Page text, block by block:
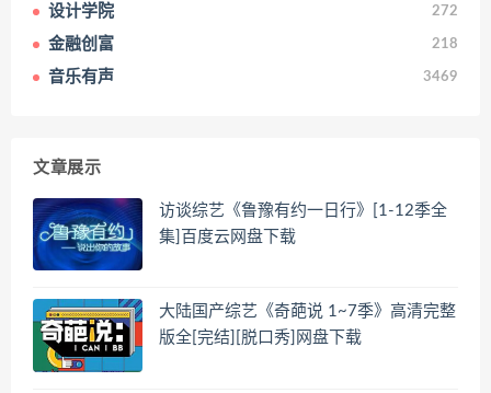
设计学院 272
金融创富 218
音乐有声 3469
文章展示
访谈综艺《鲁豫有约一日行》[1-12季全
集]百度云网盘下载
大陆国产综艺《奇葩说 1~7季》高清完整
版全[完结][脱口秀]网盘下载